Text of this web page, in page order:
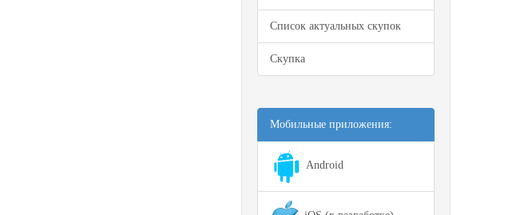
Список актуальных скупок
Скупка
Мобильные приложения:
Android